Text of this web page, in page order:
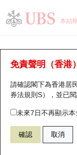
本結
免責聲明（香港）
請確認閣下為香港居
券法規則S），並已
未來7日不再顯示本
確認 取消
牛熊證分析儀
表現 街貨統計 比
55819 瑞銀
$0.058 即時
瑞銀認股證一覽
新發行瑞銀認股證
即將到期認股證
認股證到期結算價查詢
街貨統計
比較
牛熊全景快搜
牛熊證搜尋
牛熊證街貨分佈圖
正股牛熊證列表
街貨統計
比較
十大升幅/跌幅
十大認股證成交分佈
十天股證佔大市成交
資金流
正股分析儀
二十大活躍股份
恒指成份股
國指成份股
持股比重
顯示所有持股比重
每月輪證大市專題
輪證專欄
講座及教育短片
認股證投資者教育